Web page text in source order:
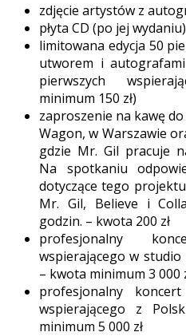
zdjęcie artystów z
płyta CD (po jej
limitowana edycja 50
utworem i
pierwszych
minimum 150 zł)
zaproszenie na kawę
Wagon, w Warszawie
gdzie Mr. Gil pracuje
Na spotkaniu
dotyczące tego
Mr. Gil, Believe i
godzin. – kwota 200 zł
profesjonalny
wspierającego w
– kwota minimum 3 000
profesjonalny
wspierającego z
minimum 5 000 zł